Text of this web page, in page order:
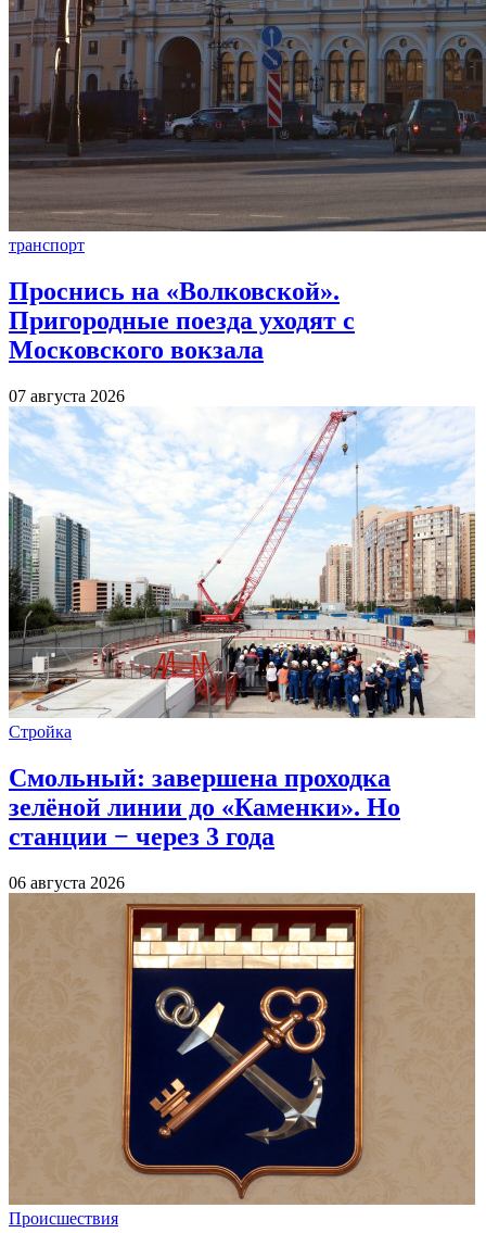
транспорт
Проснись на «Волковской».
Пригородные поезда уходят с
Московского вокзала
07 августа 2026
Стройка
Смольный: завершена проходка
зелёной линии до «Каменки». Но
станции − через 3 года
06 августа 2026
Происшествия